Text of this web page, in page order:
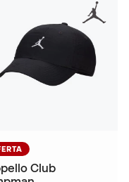
Club